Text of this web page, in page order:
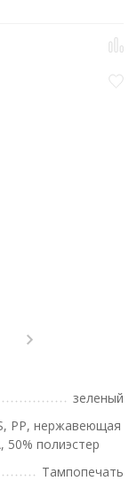
зеленый
PP, нержавеющая
50% полиэстер
Тампопечать